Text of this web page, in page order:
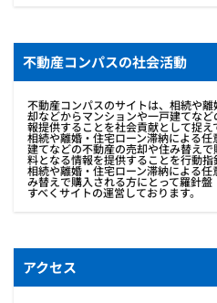
不動産コンパスの社会活動
不動産コンパスのサイトは、相続や
却などからマンションや一戸建てな
報提供することを社会貢献として捉え
相続や離婚・住宅ローン滞納による
建てなどの不動産の売却や住み替え
料となる情報を提供することを行動指
相続や離婚・住宅ローン滞納による
み替えで購入される方にとって羅針
すべくサイトの運営しております。
アクセス